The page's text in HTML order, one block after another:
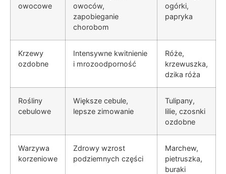
owocowe
owoców,
zapobieganie
chorobom
ogórki,
papryka
Krzewy
ozdobne
Intensywne kwitnienie
i mrozoodporność
Róże,
krzewuszka,
dzika róża
Rośliny
cebulowe
Większe cebule,
lepsze zimowanie
Tulipany,
lilie, czosnki
ozdobne
Warzywa
korzeniowe
Zdrowy wzrost
podziemnych części
Marchew,
pietruszka,
buraki